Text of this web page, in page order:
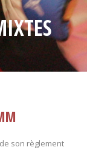
son règlement